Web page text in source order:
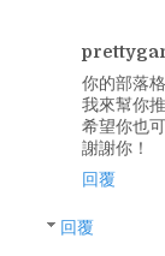
你的部落
我來幫你
希望你也
謝謝你！
回覆
回覆